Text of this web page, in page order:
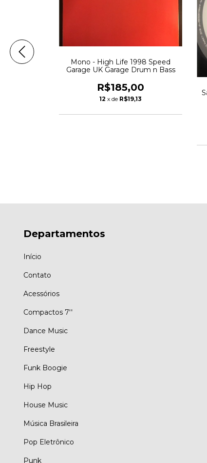
Mono - High Life 1998 Speed
Garage UK Garage Drum n Bass
R$185,00
12 x de R$19,13
Departamentos
Início
Contato
Acessórios
Compactos 7''
Dance Music
Freestyle
Funk Boogie
Hip Hop
House Music
Música Brasileira
Pop Eletrônico
Punk